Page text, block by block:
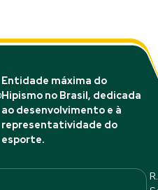
Entidade máxima do
Hipismo no Brasil, dedicada
ao desenvolvimento e à
representatividade do
esporte.
R.